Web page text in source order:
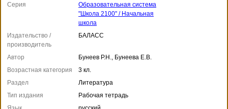
Серия
Образовательная система
"Школа 2100" / Начальная
школа
Издательство /
производитель
БАЛАСС
Автор
Бунеев Р.Н., Бунеева Е.В.
Возрастная категория
3 кл.
Раздел
Литература
Тип издания
Рабочая тетрадь